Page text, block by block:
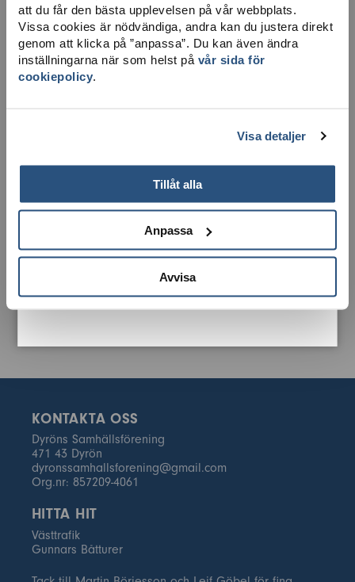
att du får den bästa upplevelsen på vår webbplats.
Vissa cookies är nödvändiga, andra kan du justera direkt
genom att klicka på ”anpassa”. Du kan även ändra
inställningarna när som helst på vår sida för
cookiepolicy
Visa detaljer
Tillåt alla
Anpassa
Avvisa
KONTAKTA OSS
Dyröns Samhällsförening
471 43 Dyrön
dyronssamhallsforening@gmail.com
Org.nr: 857209-4061
HITTA HIT
Västtrafik
Gunnars Båtturer